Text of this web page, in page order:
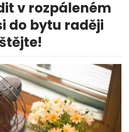
v rozpáleném
do bytu raději